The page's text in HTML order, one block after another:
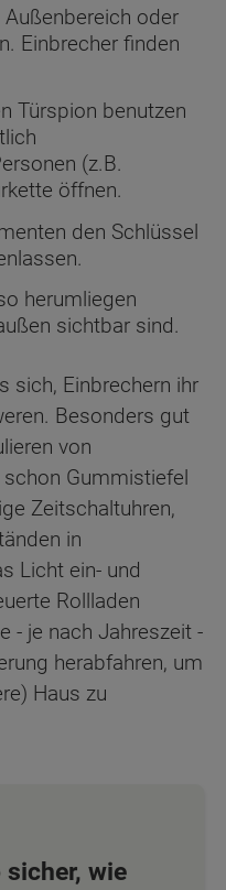
oder
Einbrecher finden
Türspion benutzen
(z.B.
öffnen.
den Schlüssel
herumliegen
sichtbar sind.
sich, Einbrechern ihr
Besonders gut
von
Gummistiefel
Zeitschaltuhren,
in
Licht ein- und
Rollladen
- je nach Jahreszeit -
herabfahren, um
Haus zu
wie